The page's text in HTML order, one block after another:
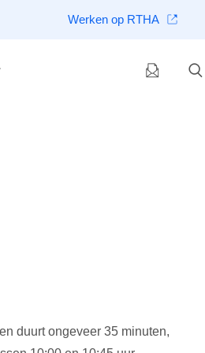
Werken op RTHA
duurt ongeveer 35 minuten,